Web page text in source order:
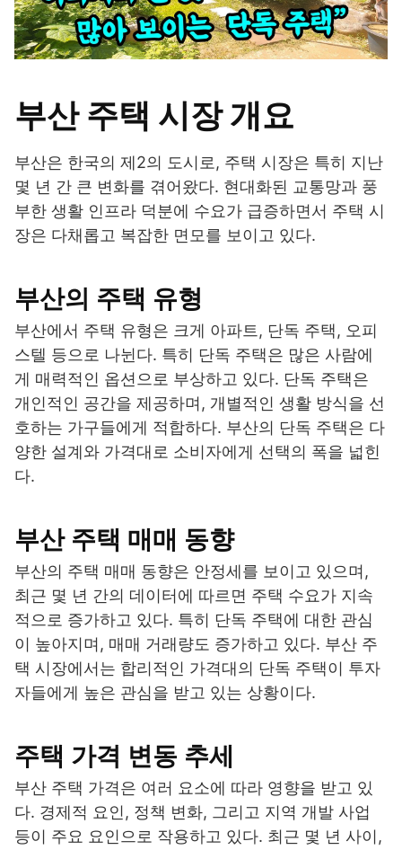
부산 주택 시장 개요
부산은 한국의 제2의 도시로, 주택 시장은 특히 지난
몇 년 간 큰 변화를 겪어왔다. 현대화된 교통망과 풍
부한 생활 인프라 덕분에 수요가 급증하면서 주택 시
장은 다채롭고 복잡한 면모를 보이고 있다.
부산의 주택 유형
부산에서 주택 유형은 크게 아파트, 단독 주택, 오피
스텔 등으로 나뉜다. 특히 단독 주택은 많은 사람에
게 매력적인 옵션으로 부상하고 있다. 단독 주택은
개인적인 공간을 제공하며, 개별적인 생활 방식을 선
호하는 가구들에게 적합하다. 부산의 단독 주택은 다
양한 설계와 가격대로 소비자에게 선택의 폭을 넓힌
다.
부산 주택 매매 동향
부산의 주택 매매 동향은 안정세를 보이고 있으며,
최근 몇 년 간의 데이터에 따르면 주택 수요가 지속
적으로 증가하고 있다. 특히 단독 주택에 대한 관심
이 높아지며, 매매 거래량도 증가하고 있다. 부산 주
택 시장에서는 합리적인 가격대의 단독 주택이 투자
자들에게 높은 관심을 받고 있는 상황이다.
주택 가격 변동 추세
부산 주택 가격은 여러 요소에 따라 영향을 받고 있
다. 경제적 요인, 정책 변화, 그리고 지역 개발 사업
등이 주요 요인으로 작용하고 있다. 최근 몇 년 사이,